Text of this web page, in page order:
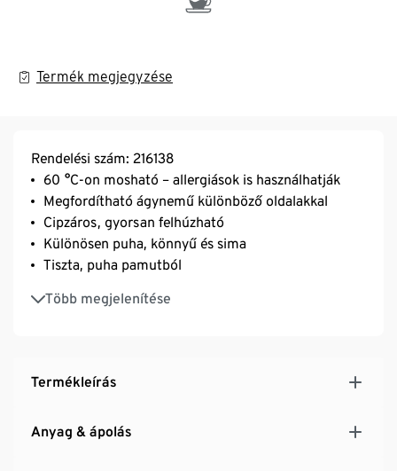
Termék megjegyzése
Rendelési szám: 216138
60 °C-on mosható – allergiások is használhatják
Megfordítható ágynemű különböző oldalakkal
Cipzáros, gyorsan felhúzható
Különösen puha, könnyű és sima
Tiszta, puha pamutból
Több megjelenítése
Sűrű szövésű, strapabíró
Hőkiegyenlítő
Termékleírás
Anyag & ápolás